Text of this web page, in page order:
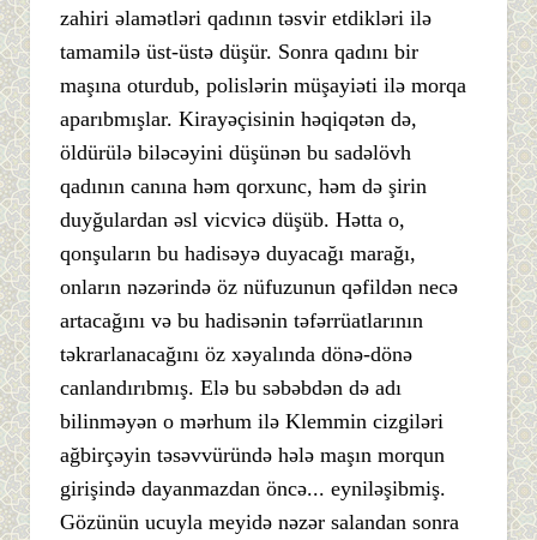
zahiri əlamətləri qadının təsvir etdikləri ilə
tamamilə üst-üstə düşür. Sonra qadını bir
maşına oturdub, polislərin müşayiəti ilə morqa
aparıbmışlar. Kirayəçisinin həqiqətən də,
öldürülə biləcəyini düşünən bu sadəlövh
qadının canına həm qorxunc, həm də şirin
duyğulardan əsl vicvicə düşüb. Hətta o,
qonşuların bu hadisəyə duyacağı marağı,
onların nəzərində öz nüfuzunun qəfildən necə
artacağını və bu hadisənin təfərrüatlarının
təkrarlanacağını öz xəyalında dönə-dönə
canlandırıbmış. Elə bu səbəbdən də adı
bilinməyən o mərhum ilə Klemmin cizgiləri
ağbirçəyin təsəvvüründə hələ maşın morqun
girişində dayanmazdan öncə... eyniləşibmiş.
Gözünün ucuyla meyidə nəzər salandan sonra